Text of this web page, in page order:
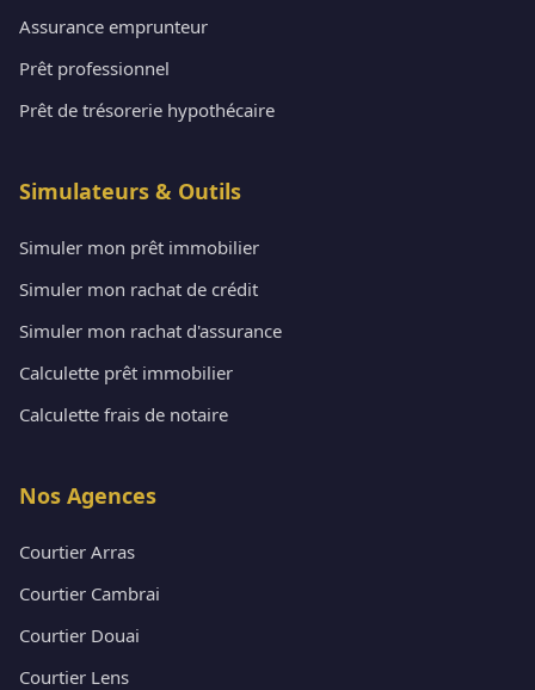
Assurance emprunteur
Prêt professionnel
Prêt de trésorerie hypothécaire
Simulateurs & Outils
Simuler mon prêt immobilier
Simuler mon rachat de crédit
Simuler mon rachat d'assurance
Calculette prêt immobilier
Calculette frais de notaire
Nos Agences
Courtier Arras
Courtier Cambrai
Courtier Douai
Courtier Lens